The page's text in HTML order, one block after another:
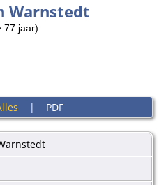
Warnstedt
77 jaar)
| PDF